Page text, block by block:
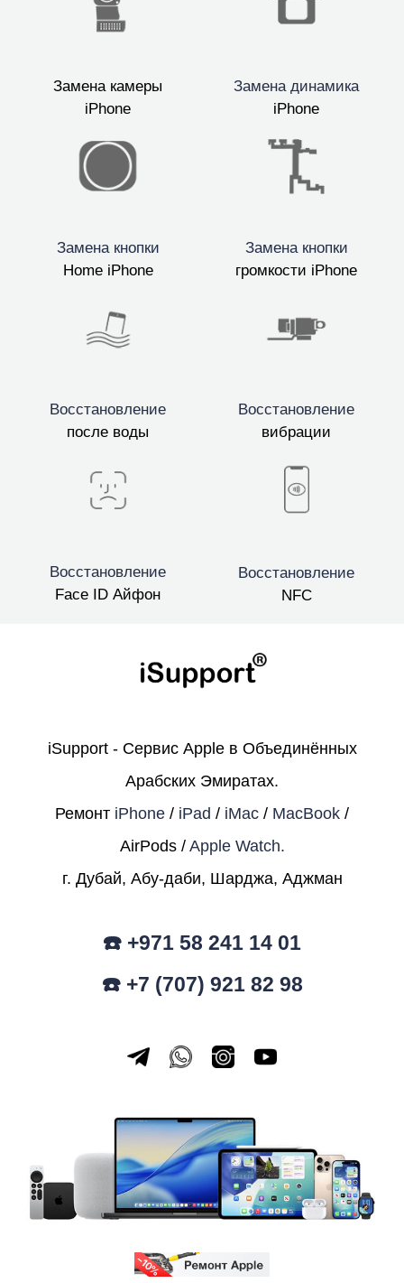
Замена камеры
iPhone
Замена динамика
iPhone
Замена кнопки
Home iPhone
Замена кнопки
громкости iPhone
Восстановление
после воды
Восстановление
вибрации
Восстановление
Face ID Айфон
Восстановление
NFC
iSupport - Сервис Apple в Объединённых
Арабских Эмиратах.
Ремонт iPhone / iPad / iMac / MacBook /
AirPods / Apple Watch.
г. Дубай, Абу-даби, Шарджа, Аджман
☎️ +971 58 241 14 01
☎️ +7 (707) 921 82 98